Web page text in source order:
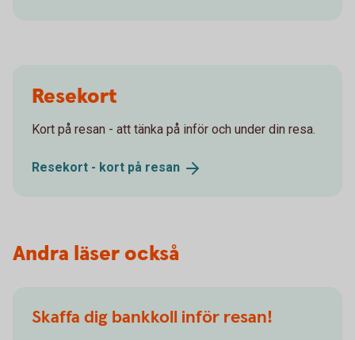
Resekort
Kort på resan - att tänka på inför och under din resa.
Resekort - kort på resan
Andra läser också
Skaffa dig bankkoll inför resan!